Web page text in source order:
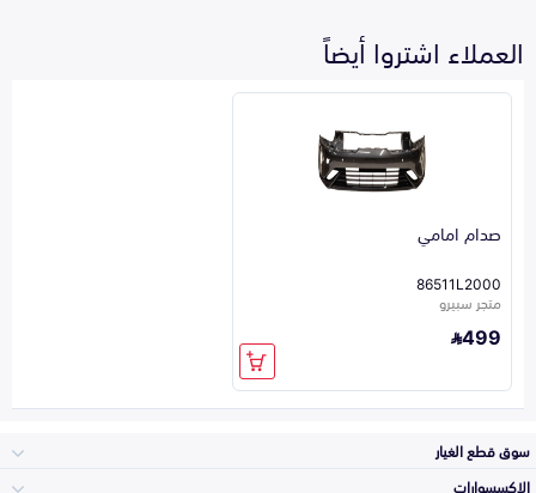
العملاء اشتروا أيضاً
صدام امامي
86511L2000
متجر سبيرو
499
سوق قطع الغيار
الاكسسوارات